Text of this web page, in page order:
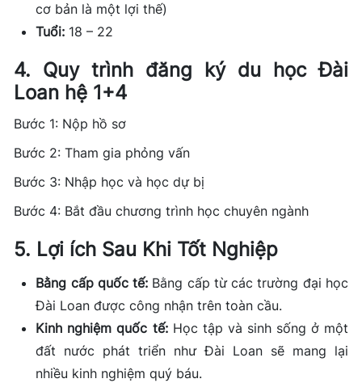
cơ bản là một lợi thế)
Tuổi: 18 – 22
4. Quy trình đăng ký du học Đài
Loan hệ 1+4
Bước 1: Nộp hồ sơ
Bước 2: Tham gia phỏng vấn
Bước 3: Nhập học và học dự bị
Bước 4: Bắt đầu chương trình học chuyên ngành
5. Lợi ích Sau Khi Tốt Nghiệp
Bằng cấp quốc tế: Bằng cấp từ các trường đại học
Đài Loan được công nhận trên toàn cầu.
Kinh nghiệm quốc tế:Học tập và sinh sống ở một
đất nước phát triển như Đài Loan sẽ mang lại
nhiều kinh nghiệm quý báu.